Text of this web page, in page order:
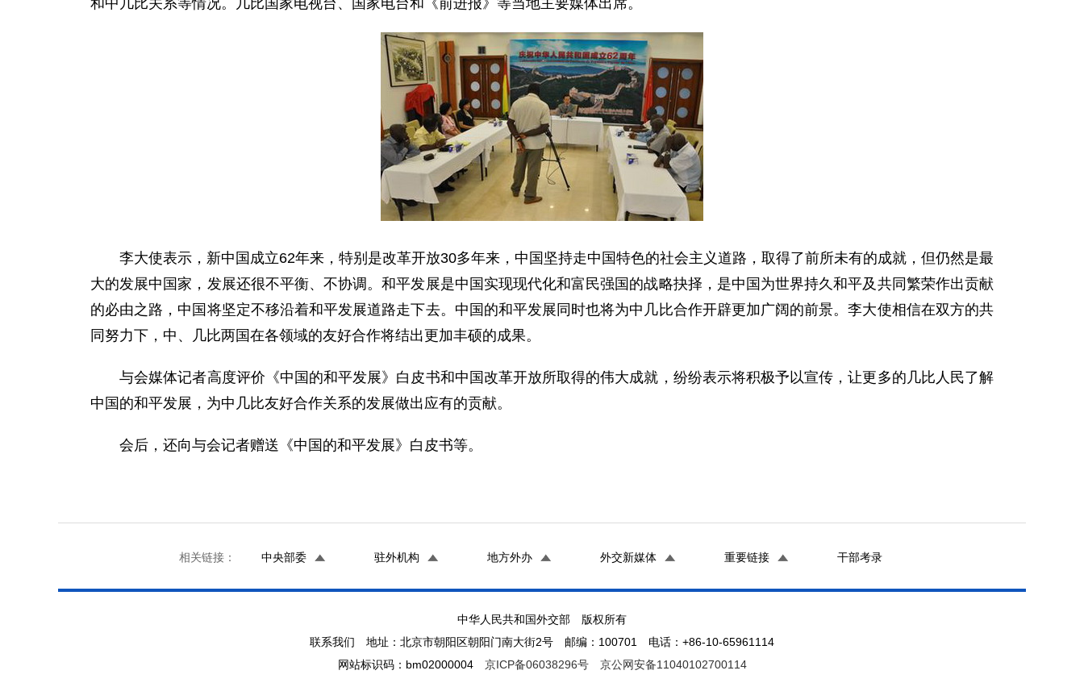
和中几比关系等情况。几比国家电视台、国家电台和《前进报》等当地主要媒体出席。
李大使表示，新中国成立62年来，特别是改革开放30多年来，中国坚持走中国特色的社会主义道路，取得了前所未有的成就，但仍然是最
大的发展中国家，发展还很不平衡、不协调。和平发展是中国实现现代化和富民强国的战略抉择，是中国为世界持久和平及共同繁荣作出贡献
的必由之路，中国将坚定不移沿着和平发展道路走下去。中国的和平发展同时也将为中几比合作开辟更加广阔的前景。李大使相信在双方的共
同努力下，中、几比两国在各领域的友好合作将结出更加丰硕的成果。
与会媒体记者高度评价《中国的和平发展》白皮书和中国改革开放所取得的伟大成就，纷纷表示将积极予以宣传，让更多的几比人民了解
中国的和平发展，为中几比友好合作关系的发展做出应有的贡献。
会后，还向与会记者赠送《中国的和平发展》白皮书等。
相关链接： 中央部委 驻外机构 地方外办 外交新媒体 重要链接 干部考录
中华人民共和国外交部 版权所有
联系我们 地址：北京市朝阳区朝阳门南大街2号 邮编：100701 电话：+86-10-65961114
网站标识码：bm02000004 京ICP备06038296号 京公网安备11040102700114